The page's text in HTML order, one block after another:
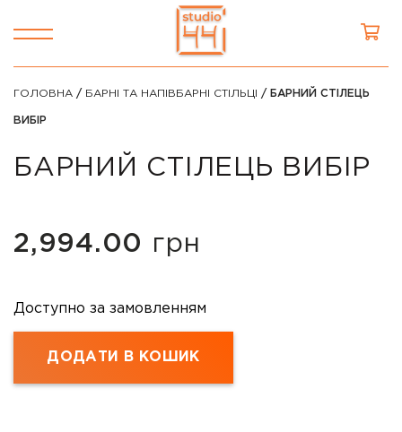
ГОЛОВНА / БАРНІ ТА НАПІВБАРНІ СТІЛЬЦІ / БАРНИЙ СТІЛЕЦЬ
ВИБІР
БАРНИЙ СТІЛЕЦЬ ВИБІР
2,994.00 грн
Доступно за замовленням
ДОДАТИ В КОШИК